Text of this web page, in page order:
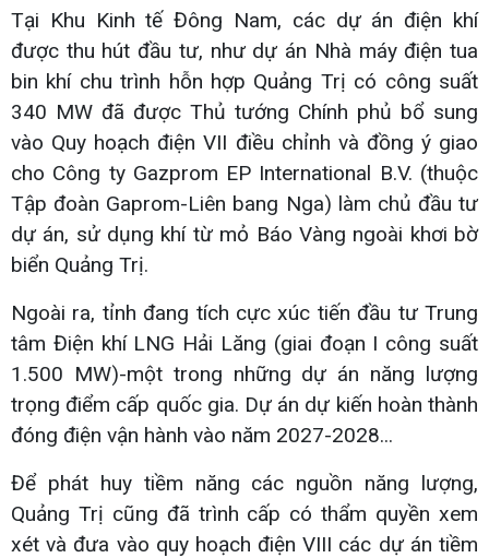
Tại Khu Kinh tế Đông Nam, các dự án điện khí
được thu hút đầu tư, như dự án Nhà máy điện tua
bin khí chu trình hỗn hợp Quảng Trị có công suất
340 MW đã được Thủ tướng Chính phủ bổ sung
vào Quy hoạch điện VII điều chỉnh và đồng ý giao
cho Công ty Gazprom EP International B.V. (thuộc
Tập đoàn Gaprom-Liên bang Nga) làm chủ đầu tư
dự án, sử dụng khí từ mỏ Báo Vàng ngoài khơi bờ
biển Quảng Trị.
Ngoài ra, tỉnh đang tích cực xúc tiến đầu tư Trung
tâm Điện khí LNG Hải Lăng (giai đoạn I công suất
1.500 MW)-một trong những dự án năng lượng
trọng điểm cấp quốc gia. Dự án dự kiến hoàn thành
đóng điện vận hành vào năm 2027-2028...
Để phát huy tiềm năng các nguồn năng lượng,
Quảng Trị cũng đã trình cấp có thẩm quyền xem
xét và đưa vào quy hoạch điện VIII các dự án tiềm